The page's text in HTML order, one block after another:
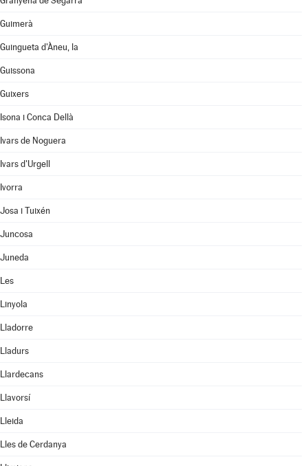
Guimerà
Guingueta d'Àneu, la
Guissona
Guixers
Isona i Conca Dellà
Ivars de Noguera
Ivars d'Urgell
Ivorra
Josa i Tuixén
Juncosa
Juneda
Les
Linyola
Lladorre
Lladurs
Llardecans
Llavorsí
Lleida
Lles de Cerdanya